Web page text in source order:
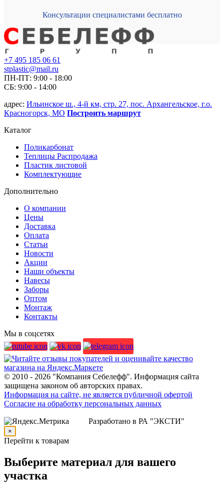
Консультации специалистами бесплатно
+7 495 185 06 61
stplastic@mail.ru
ПН-ПТ: 9:00 - 18:00
СБ: 9:00 - 14:00
адрес: Ильинское ш., 4-й км, стр. 27, пос. Архангельское, г.о.
Красногорск, МО Построить маршрут
Каталог
Поликарбонат
Теплицы Распродажа
Пластик листовой
Комплектующие
Дополнительно
О компании
Цены
Доставка
Оплата
Статьи
Новости
Акции
Наши объекты
Навесы
Заборы
Оптом
Монтаж
Контакты
Мы в соцсетях
© 2010 - 2026 "Компания Себелефф". Информация сайта
защищена законом об авторских правах.
Информация на сайте, не является публичной офертой
Согласие на обработку персональных данных
Разработано в РА "ЭКСТИ"
×
Перейти к товарам
Выберите материал для вашего
участка